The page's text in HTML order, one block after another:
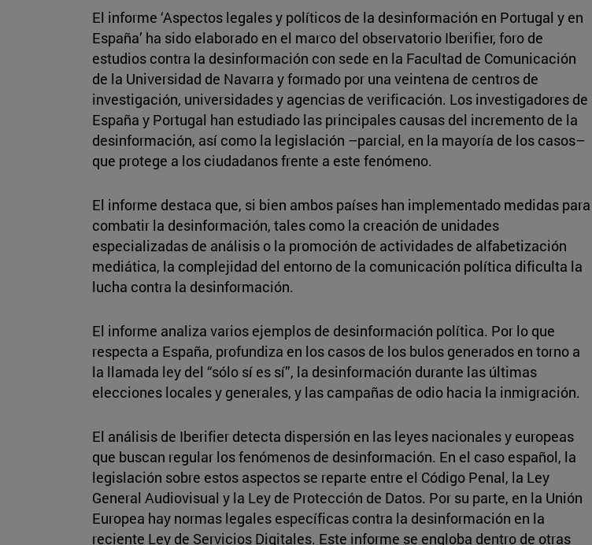
El informe ‘Aspectos legales y políticos de la desinformación en Portugal y en
España’ ha sido elaborado en el marco del observatorio Iberifier, foro de
estudios contra la desinformación con sede en la Facultad de Comunicación
de la Universidad de Navarra y formado por una veintena de centros de
investigación, universidades y agencias de verificación. Los investigadores de
España y Portugal han estudiado las principales causas del incremento de la
desinformación, así como la legislación –parcial, en la mayoría de los casos–
que protege a los ciudadanos frente a este fenómeno.
El informe destaca que, si bien ambos países han implementado medidas para
combatir la desinformación, tales como la creación de unidades
especializadas de análisis o la promoción de actividades de alfabetización
mediática, la complejidad del entorno de la comunicación política dificulta la
lucha contra la desinformación.
El informe analiza varios ejemplos de desinformación política. Por lo que
respecta a España, profundiza en los casos de los bulos generados en torno a
la llamada ley del “sólo sí es sí”, la desinformación durante las últimas
elecciones locales y generales, y las campañas de odio hacia la inmigración.
El análisis de Iberifier detecta dispersión en las leyes nacionales y europeas
que buscan regular los fenómenos de desinformación. En el caso español, la
legislación sobre estos aspectos se reparte entre el Código Penal, la Ley
General Audiovisual y la Ley de Protección de Datos. Por su parte, en la Unión
Europea hay normas legales específicas contra la desinformación en la
reciente Ley de Servicios Digitales. Este informe se engloba dentro de otras